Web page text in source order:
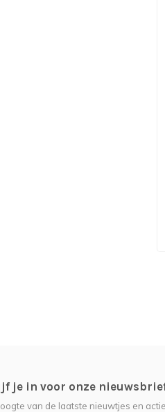
je in voor onze
van de laatste nieuwtjes en